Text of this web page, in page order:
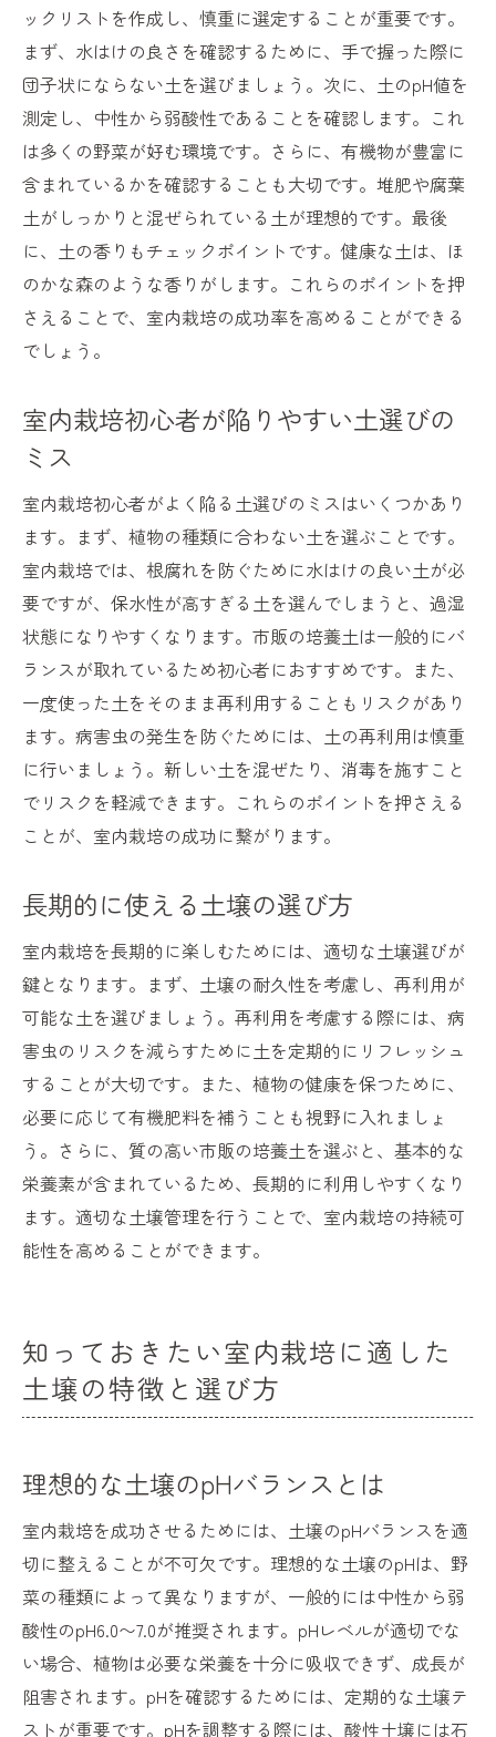
ックリストを作成し、慎重に選定することが重要です。
まず、水はけの良さを確認するために、手で握った際に
団子状にならない土を選びましょう。次に、土のpH値を
測定し、中性から弱酸性であることを確認します。これ
は多くの野菜が好む環境です。さらに、有機物が豊富に
含まれているかを確認することも大切です。堆肥や腐葉
土がしっかりと混ぜられている土が理想的です。最後
に、土の香りもチェックポイントです。健康な土は、ほ
のかな森のような香りがします。これらのポイントを押
さえることで、室内栽培の成功率を高めることができる
でしょう。
室内栽培初心者が陥りやすい土選びの
ミス
室内栽培初心者がよく陥る土選びのミスはいくつかあり
ます。まず、植物の種類に合わない土を選ぶことです。
室内栽培では、根腐れを防ぐために水はけの良い土が必
要ですが、保水性が高すぎる土を選んでしまうと、過湿
状態になりやすくなります。市販の培養土は一般的にバ
ランスが取れているため初心者におすすめです。また、
一度使った土をそのまま再利用することもリスクがあり
ます。病害虫の発生を防ぐためには、土の再利用は慎重
に行いましょう。新しい土を混ぜたり、消毒を施すこと
でリスクを軽減できます。これらのポイントを押さえる
ことが、室内栽培の成功に繋がります。
長期的に使える土壌の選び方
室内栽培を長期的に楽しむためには、適切な土壌選びが
鍵となります。まず、土壌の耐久性を考慮し、再利用が
可能な土を選びましょう。再利用を考慮する際には、病
害虫のリスクを減らすために土を定期的にリフレッシュ
することが大切です。また、植物の健康を保つために、
必要に応じて有機肥料を補うことも視野に入れましょ
う。さらに、質の高い市販の培養土を選ぶと、基本的な
栄養素が含まれているため、長期的に利用しやすくなり
ます。適切な土壌管理を行うことで、室内栽培の持続可
能性を高めることができます。
知っておきたい室内栽培に適した
土壌の特徴と選び方
理想的な土壌のpHバランスとは
室内栽培を成功させるためには、土壌のpHバランスを適
切に整えることが不可欠です。理想的な土壌のpHは、野
菜の種類によって異なりますが、一般的には中性から弱
酸性のpH6.0〜7.0が推奨されます。pHレベルが適切でな
い場合、植物は必要な栄養を十分に吸収できず、成長が
阻害されます。pHを確認するためには、定期的な土壌テ
ストが重要です。pHを調整する際には、酸性土壌には石